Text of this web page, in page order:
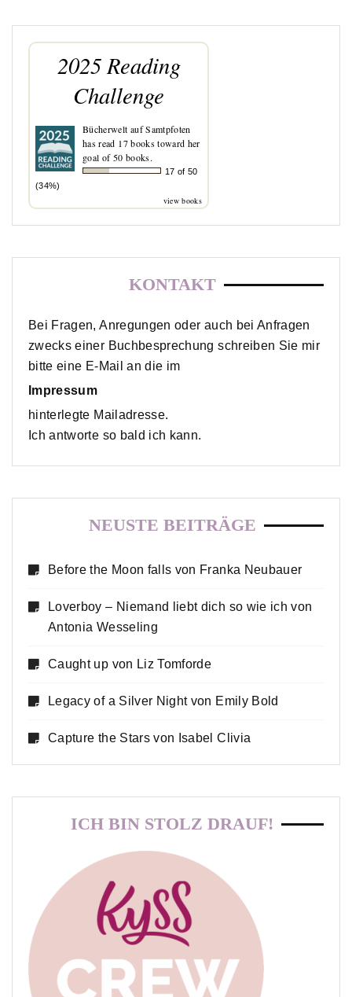
2025 Reading
Challenge
Bücherwelt auf Samtpfoten
has read 17 books toward her
goal of 50 books.
17 of 50
(34%)
view books
KONTAKT
Bei Fragen, Anregungen oder auch bei Anfragen
zwecks einer Buchbesprechung schreiben Sie mir
bitte eine E-Mail an die im
Impressum
hinterlegte Mailadresse.
Ich antworte so bald ich kann.
NEUSTE BEITRÄGE
Before the Moon falls von Franka Neubauer
Loverboy – Niemand liebt dich so wie ich von
Antonia Wesseling
Caught up von Liz Tomforde
Legacy of a Silver Night von Emily Bold
Capture the Stars von Isabel Clivia
ICH BIN STOLZ DRAUF!